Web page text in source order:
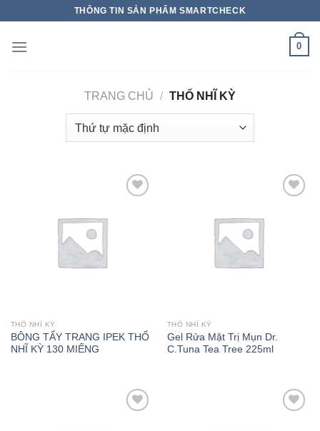
THÔNG TIN SẢN PHẨM SMARTCHECK
0
TRANG CHỦ / THỔ NHĨ KỲ
Add to wishlist
THỔ NHĨ KỲ
BÔNG TẨY TRANG IPEK THỔ
NHĨ KỲ 130 MIẾNG
Add to wishlist
THỔ NHĨ KỲ
Gel Rửa Mặt Trị Mụn Dr.
C.Tuna Tea Tree 225ml